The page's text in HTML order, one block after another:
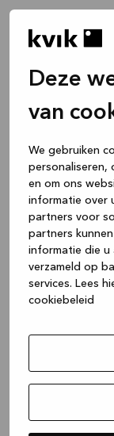
Deze
van
We gebruiken
personaliseren,
en om ons
informatie over
partners voor
partners
informatie die u
verzameld op
services. Lees
cookiebeleid